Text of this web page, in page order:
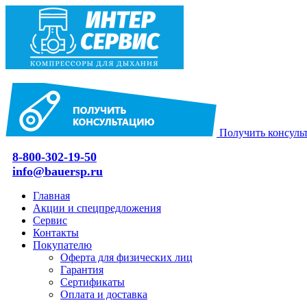
Получить
8-800-302-19-50
info@bauersp.ru
Главная
Акции и спецпредложения
Сервис
Контакты
Покупателю
Оферта для физических лиц
Гарантия
Сертификаты
Оплата и доставка